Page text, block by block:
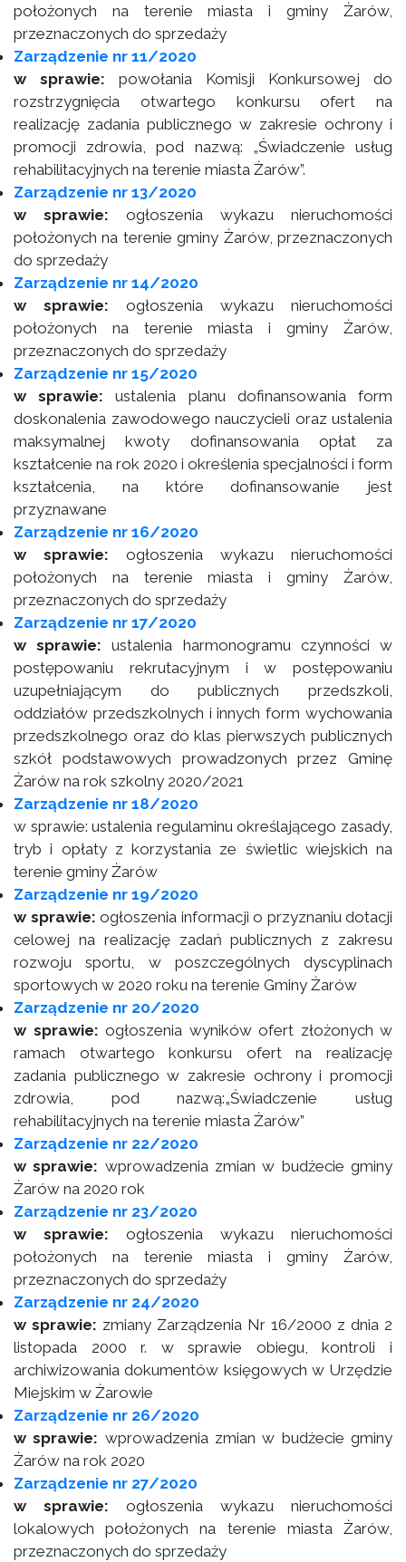
położonych na terenie miasta i gminy Żarów,
przeznaczonych do sprzedaży
Zarządzenie nr 11/2020
w sprawie: powołania Komisji Konkursowej do
rozstrzygnięcia otwartego konkursu ofert na
realizację zadania publicznego w zakresie ochrony i
promocji zdrowia, pod nazwą: „Świadczenie usług
rehabilitacyjnych na terenie miasta Żarów”.
Zarządzenie nr 13/2020
w sprawie: ogłoszenia wykazu nieruchomości
położonych na terenie gminy Żarów, przeznaczonych
do sprzedaży
Zarządzenie nr 14/2020
w sprawie: ogłoszenia wykazu nieruchomości
położonych na terenie miasta i gminy Żarów,
przeznaczonych do sprzedaży
Zarządzenie nr 15/2020
w sprawie: ustalenia planu dofinansowania form
doskonalenia zawodowego nauczycieli oraz ustalenia
maksymalnej kwoty dofinansowania opłat za
kształcenie na rok 2020 i określenia specjalności i form
kształcenia, na które dofinansowanie jest
przyznawane
Zarządzenie nr 16/2020
w sprawie: ogłoszenia wykazu nieruchomości
położonych na terenie miasta i gminy Żarów,
przeznaczonych do sprzedaży
Zarządzenie nr 17/2020
w sprawie: ustalenia harmonogramu czynności w
postępowaniu rekrutacyjnym i w postępowaniu
uzupełniającym do publicznych przedszkoli,
oddziałów przedszkolnych i innych form wychowania
przedszkolnego oraz do klas pierwszych publicznych
szkół podstawowych prowadzonych przez Gminę
Żarów na rok szkolny 2020/2021
Zarządzenie nr 18/2020
w sprawie: ustalenia regulaminu określającego zasady,
tryb i opłaty z korzystania ze świetlic wiejskich na
terenie gminy Żarów
Zarządzenie nr 19/2020
w sprawie: ogłoszenia informacji o przyznaniu dotacji
celowej na realizację zadań publicznych z zakresu
rozwoju sportu, w poszczególnych dyscyplinach
sportowych w 2020 roku na terenie Gminy Żarów
Zarządzenie nr 20/2020
w sprawie: ogłoszenia wyników ofert złożonych w
ramach otwartego konkursu ofert na realizację
zadania publicznego w zakresie ochrony i promocji
zdrowia, pod nazwą:„Świadczenie usług
rehabilitacyjnych na terenie miasta Żarów”
Zarządzenie nr 22/2020
w sprawie: wprowadzenia zmian w budżecie gminy
Żarów na 2020 rok
Zarządzenie nr 23/2020
w sprawie: ogłoszenia wykazu nieruchomości
położonych na terenie miasta i gminy Żarów,
przeznaczonych do sprzedaży
Zarządzenie nr 24/2020
w sprawie: zmiany Zarządzenia Nr 16/2000 z dnia 2
listopada 2000 r. w sprawie obiegu, kontroli i
archiwizowania dokumentów księgowych w Urzędzie
Miejskim w Żarowie
Zarządzenie nr 26/2020
w sprawie: wprowadzenia zmian w budżecie gminy
Żarów na rok 2020
Zarządzenie nr 27/2020
w sprawie: ogłoszenia wykazu nieruchomości
lokalowych położonych na terenie miasta Żarów,
przeznaczonych do sprzedaży